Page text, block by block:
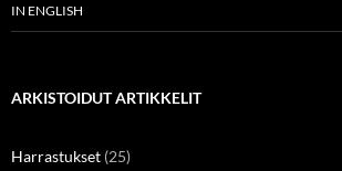
IN ENGLISH
ARKISTOIDUT ARTIKKELIT
Harrastukset (25)